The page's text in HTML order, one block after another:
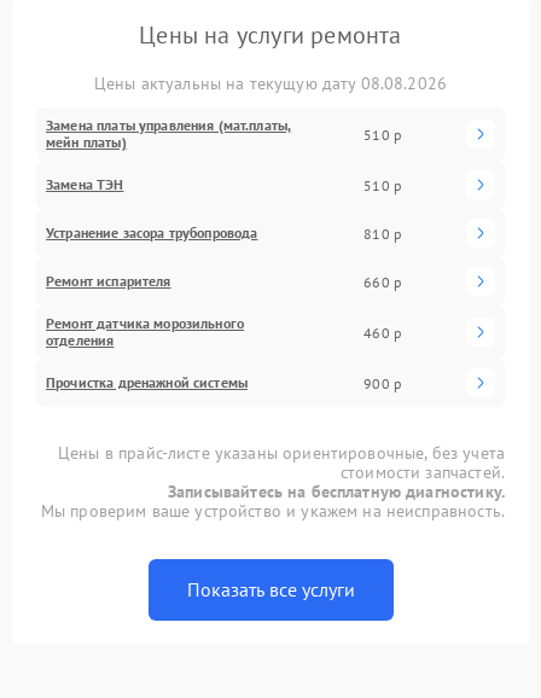
Цены на услуги ремонта
Цены актуальны на текущую дату 08.08.2026
Замена платы управления (мат.платы,
мейн платы)
510 р
Замена ТЭН 510 р
Устранение засора трубопровода 810 р
Ремонт испарителя 660 р
Ремонт датчика морозильного
отделения
460 р
Прочистка дренажной системы 900 р
Цены в прайс-листе указаны ориентировочные, без учета
стоимости запчастей.
Записывайтесь на бесплатную диагностику.
Мы проверим ваше устройство и укажем на неисправность.
Показать все услуги